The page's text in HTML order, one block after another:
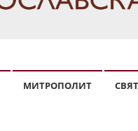
МИТРОПОЛИТ